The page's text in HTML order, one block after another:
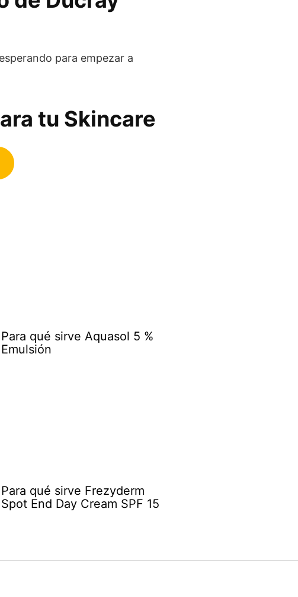
para empezar a
tu Skincare
Para qué sirve Aquasol 5 %
Emulsión
Para qué sirve Frezyderm
Spot End Day Cream SPF 15